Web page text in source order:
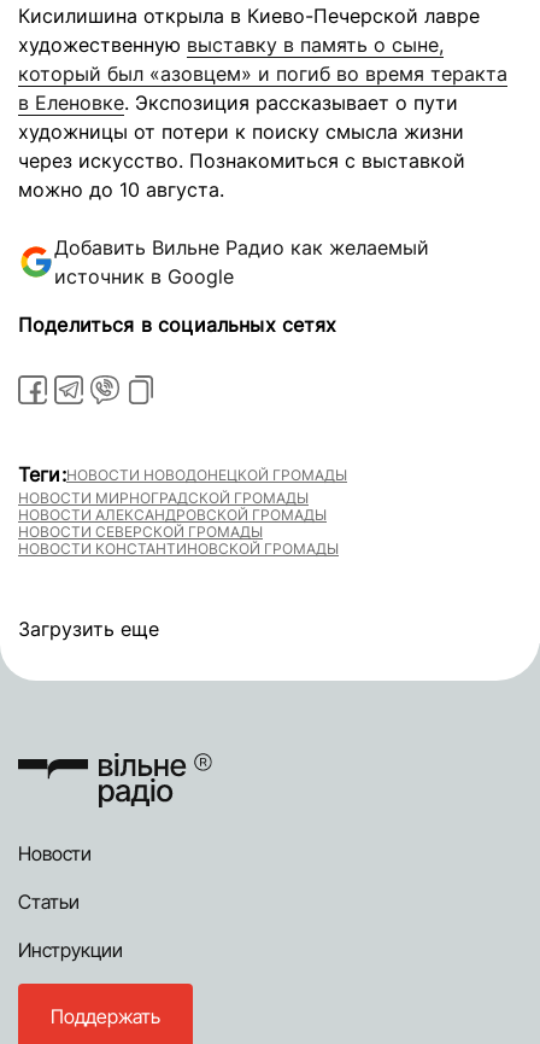
Кисилишина открыла в Киево-Печерской лавре
художественную выставку в память о сыне,
который был «азовцем» и погиб во время теракта
в Еленовке. Экспозиция рассказывает о пути
художницы от потери к поиску смысла жизни
через искусство. Познакомиться с выставкой
можно до 10 августа.
Добавить Вильне Радио как желаемый
источник в Google
Поделиться в социальных сетях
Теги:НОВОСТИ НОВОДОНЕЦКОЙ ГРОМАДЫ
НОВОСТИ МИРНОГРАДСКОЙ ГРОМАДЫ
НОВОСТИ АЛЕКСАНДРОВСКОЙ ГРОМАДЫ
НОВОСТИ СЕВЕРСКОЙ ГРОМАДЫ
НОВОСТИ КОНСТАНТИНОВСКОЙ ГРОМАДЫ
Загрузить еще
Новости
Статьи
Инструкции
Поддержать